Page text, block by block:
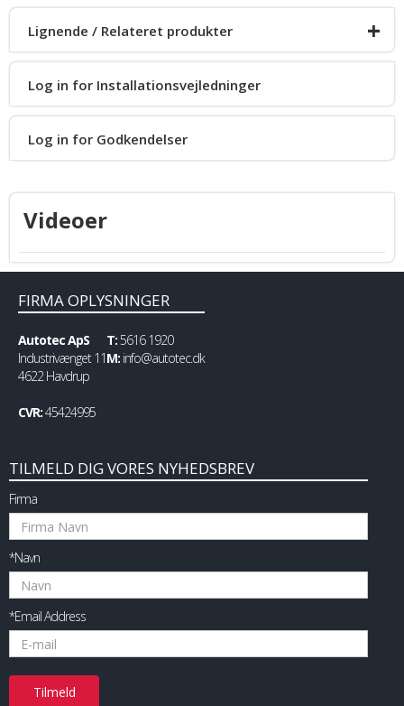
Desværre ingen dokumenter pt.
Lignende / Relateret produkter +
HighLighter
HighLighter PLUS
Log in for Installationsvejledninger
Log in for Godkendelser
Videoer
FIRMA OPLYSNINGER
Autotec ApS
Industrivænget 11
4622 Havdrup
CVR:45424995
T:5616 1920
M: info@autotec.dk
TILMELD DIG VORES NYHEDSBREV
Firma
*Navn
*Email Address